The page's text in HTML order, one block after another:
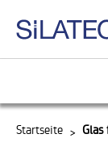
springen
Startseite